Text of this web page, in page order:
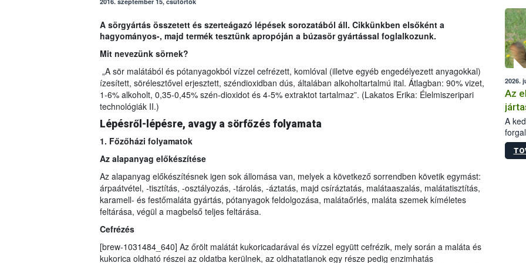
A sörgyártás összetett és szerteágazó lépések sorozatából áll. Cikkünkben elsőként a
hagyományos-, majd termék tesztünk apropóján a búzasör gyártással foglalkozunk.
Mit nevezünk sörnek?
„A sör malátából és pótanyagokból vízzel cefrézett, komlóval (illetve egyéb engedélyezett anyagokkal)
ízesített, sörélesztővel erjesztett, széndioxidban dús, általában alkoholtartalmú ital. Átlagban: 90% vizet,
1-6% alkoholt, 0,35-0,45% szén-dioxidot és 4-5% extraktot tartalmaz”. (Lakatos Erika: Élelmiszeripari
technológiák II.)
Lépésről-lépésre, avagy a sörfőzés folyamata
1. Főzőházi folyamatok
Az alapanyag előkészítése
Az alapanyag előkészítésnek igen sok állomása van, melyek a következő sorrendben követik egymást:
árpaátvétel, -tisztítás, -osztályozás, -tárolás, -áztatás, majd csíráztatás, malátaaszalás, malátatisztítás,
karamell- és festőmaláta gyártás, pótanyagok feldolgozása, malátaőrlés, maláta szemek kíméletes
feltárása, végül a magbelső teljes feltárása.
Cefrézés
[brew-1031484_640] Az őrölt malátát kukoricadarával és vízzel együtt cefrézik, mely során a maláta és
kukorica oldható részei az oldatba kerülnek, az oldhatatlanok egy része pedig enzimhatás
2026.
Az
A